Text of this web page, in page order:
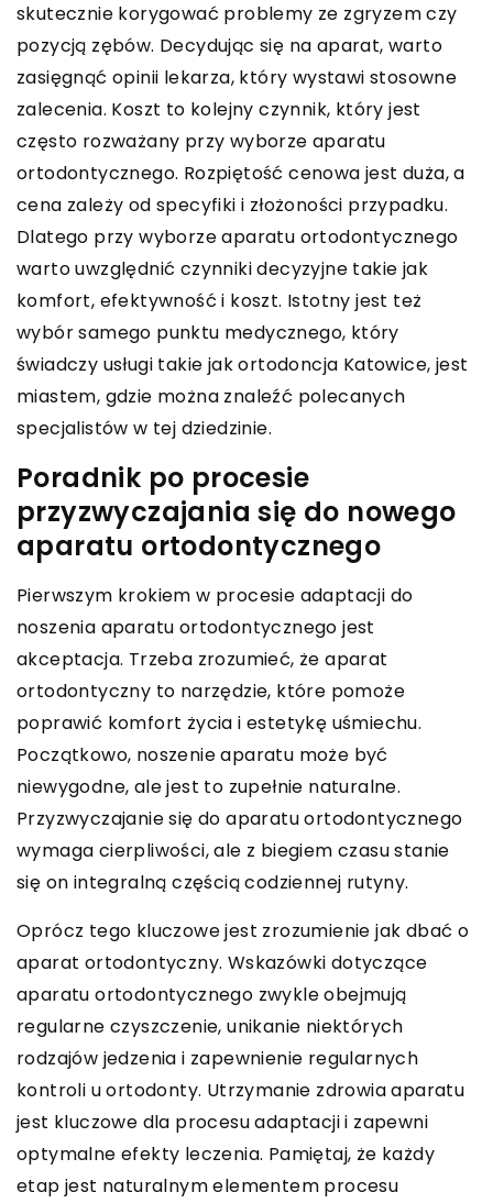
skutecznie korygować problemy ze zgryzem czy
pozycją zębów. Decydując się na aparat, warto
zasięgnąć opinii lekarza, który wystawi stosowne
zalecenia. Koszt to kolejny czynnik, który jest
często rozważany przy wyborze aparatu
ortodontycznego. Rozpiętość cenowa jest duża, a
cena zależy od specyfiki i złożoności przypadku.
Dlatego przy wyborze aparatu ortodontycznego
warto uwzględnić czynniki decyzyjne takie jak
komfort, efektywność i koszt. Istotny jest też
wybór samego punktu medycznego, który
świadczy usługi takie jak ortodoncja Katowice, jest
miastem, gdzie można znaleźć polecanych
specjalistów w tej dziedzinie.
Poradnik po procesie
przyzwyczajania się do nowego
aparatu ortodontycznego
Pierwszym krokiem w procesie adaptacji do
noszenia aparatu ortodontycznego jest
akceptacja. Trzeba zrozumieć, że aparat
ortodontyczny to narzędzie, które pomoże
poprawić komfort życia i estetykę uśmiechu.
Początkowo, noszenie aparatu może być
niewygodne, ale jest to zupełnie naturalne.
Przyzwyczajanie się do aparatu ortodontycznego
wymaga cierpliwości, ale z biegiem czasu stanie
się on integralną częścią codziennej rutyny.
Oprócz tego kluczowe jest zrozumienie jak dbać o
aparat ortodontyczny. Wskazówki dotyczące
aparatu ortodontycznego zwykle obejmują
regularne czyszczenie, unikanie niektórych
rodzajów jedzenia i zapewnienie regularnych
kontroli u ortodonty. Utrzymanie zdrowia aparatu
jest kluczowe dla procesu adaptacji i zapewni
optymalne efekty leczenia. Pamiętaj, że każdy
etap jest naturalnym elementem procesu